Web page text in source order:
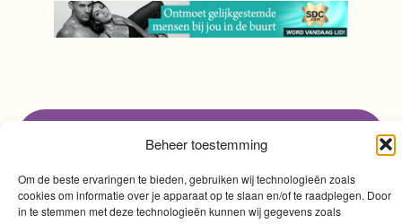
Beheer toestemming
Om de beste ervaringen te bieden, gebruiken wij technologieën zoals
cookies om informatie over je apparaat op te slaan en/of te raadplegen. Door
in te stemmen met deze technologieën kunnen wij gegevens zoals
Myquality
time Contact